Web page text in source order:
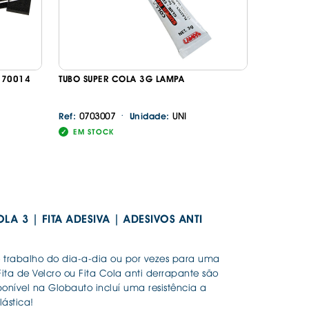
70014 TUBO SUPER COLA 3G LAMPA
Ref: 0703007 · Unidade:UNI
EM STOCK
3 | FITA ADESIVA | ADESIVOS ANTI
trabalho do dia-a-dia ou por vezes para uma
de Velcro ou Fita Cola anti derrapante são
na Globauto incluí uma resistência a